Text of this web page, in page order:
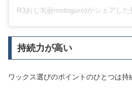
R3おじ3(@motoguro)がシェアした
持続力が高い
ワックス選びのポイントのひとつは持